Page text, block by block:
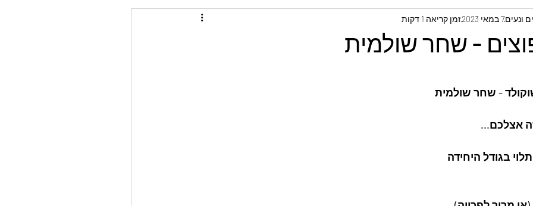
- שחר שולמית
ונעים7 במאי 2023 זמן קריאה 1 דקות
- שחר שולמית
אצלכם...